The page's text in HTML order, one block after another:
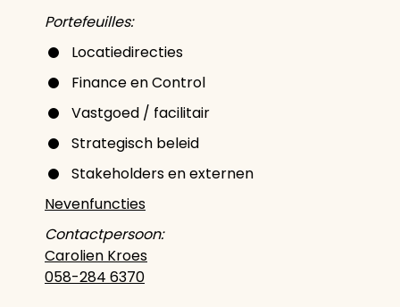
Portefeuilles:
Locatiedirecties
Finance en Control
Vastgoed / facilitair
Strategisch beleid
Stakeholders en externen
Nevenfuncties
Contactpersoon:
Carolien Kroes
058-284 6370